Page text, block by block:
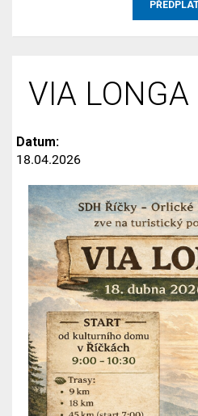
VIA
Datum:
18.04.2026